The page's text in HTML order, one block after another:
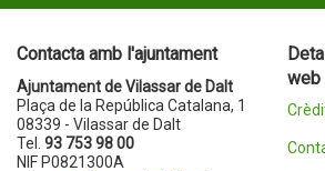
Contacta amb l'ajuntament
Ajuntament de Vilassar de Dalt
Plaça de la República Catalana, 1
08339 - Vilassar de Dalt
Tel. 93 753 98 00
NIF P0821300A
web